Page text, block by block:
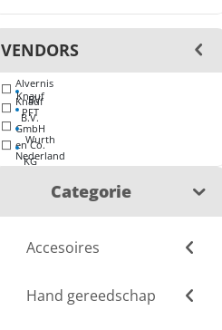
VENDORS
Alvernis
BV
Knauf
B.V.
Knauf
PFT
GmbH
en Co.
KG
Wurth
Nederland
Categorie
Accesoires
Hand gereedschap